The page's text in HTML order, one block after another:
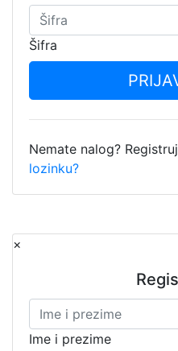
Šifra
Nemate nalog?
lozinku?
×
Ime i prezime